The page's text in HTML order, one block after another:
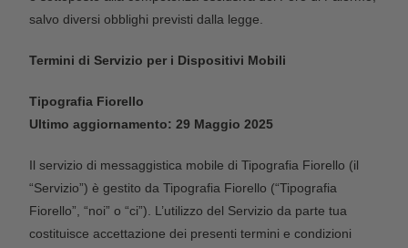
salvo diversi obblighi previsti dalla legge.
Termini di Servizio per i Dispositivi Mobili
Tipografia Fiorello
Ultimo aggiornamento: 29 Maggio 2025
Il servizio di messaggistica mobile di Tipografia Fiorello (il
“Servizio”) è gestito da Tipografia Fiorello (“Tipografia
Fiorello”, “noi” o “ci”). L’utilizzo del Servizio da parte tua
costituisce accettazione dei presenti termini e condizioni